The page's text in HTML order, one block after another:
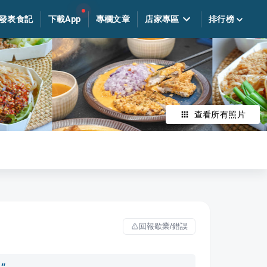
表食記 下載App 專欄文章 店家專區 排行榜
查看所有照片
回報歇業/錯誤